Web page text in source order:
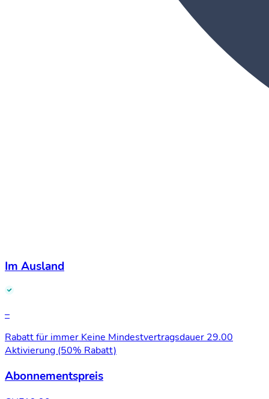
Im Ausland
–
Rabatt für immer Keine Mindestvertragsdauer 29.00
Aktivierung (50% Rabatt)
Abonnementspreis